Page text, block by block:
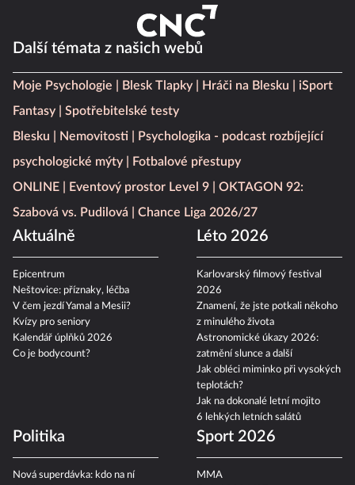
Další témata z našich webů
Moje Psychologie Blesk Tlapky Hráči na Blesku
iSport
Fantasy
Spotřebitelské testy
Blesku
Nemovitosti
Psychologika - podcast rozbíjející
psychologické mýty
Fotbalové přestupy
ONLINE
Eventový prostor Level 9
OKTAGON 92:
Szabová vs. Pudilová
Chance Liga 2026/27
Aktuálně
Epicentrum
Neštovice: příznaky, léčba
V čem jezdí Yamal a Mesii?
Kvízy pro seniory
Kalendář úplňků 2026
Co je bodycount?
Léto 2026
Karlovarský filmový festival
2026
Znamení, že jste potkali někoho
z minulého života
Astronomické úkazy 2026:
zatmění slunce a další
Jak obléci miminko při vysokých
teplotách?
Jak na dokonalé letní mojito
6 lehkých letních salátů
Politika
Nová superdávka: kdo na ní
Sport 2026
MMA